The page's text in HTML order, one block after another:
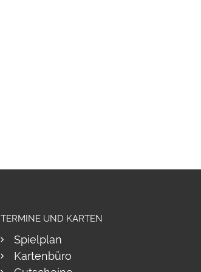
TERMINE UND KARTEN
Spielplan
Kartenbüro